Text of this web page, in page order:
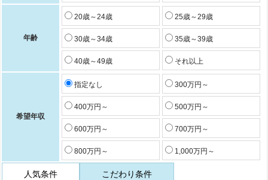
年齢
20歳～24歳 25歳～29歳
30歳～34歳 35歳～39歳
40歳～49歳 それ以上
希望年収
指定なし 300万円～
400万円～ 500万円～
600万円～ 700万円～
800万円～ 1,000万円～
人気条件 こだわり条件